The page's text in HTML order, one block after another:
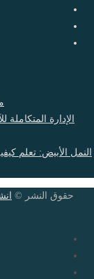
الإدارة
النمل الأبيض: تعلم
حقوق النشر ©